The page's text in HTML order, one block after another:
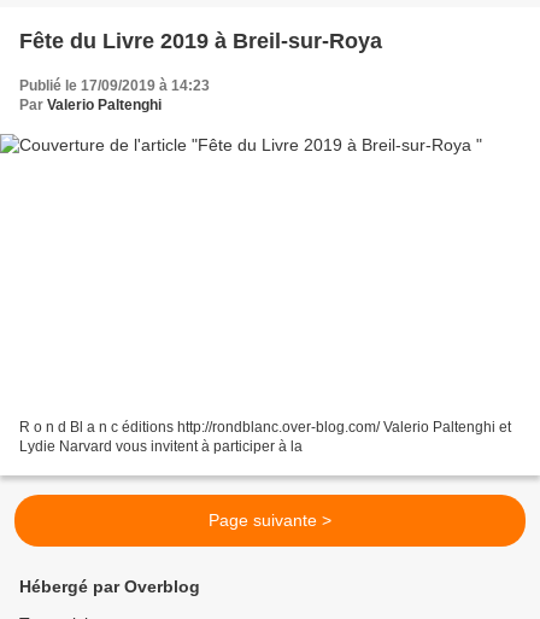
Fête du Livre 2019 à Breil-sur-Roya
Publié le 17/09/2019 à 14:23
Par Valerio Paltenghi
R o n d Bl a n c éditions http://rondblanc.over-blog.com/ Valerio Paltenghi et
Lydie Narvard vous invitent à participer à la
Page suivante >
Hébergé par Overblog